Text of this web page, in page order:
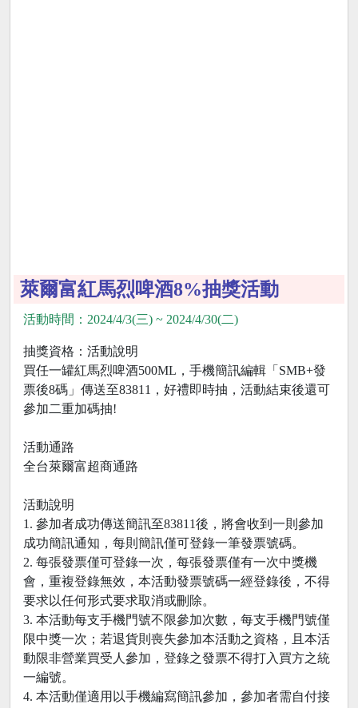
萊爾富紅馬烈啤酒8%抽獎活動
活動時間：2024/4/3(三) ~ 2024/4/30(二)
抽獎資格：活動說明
買任一罐紅馬烈啤酒500ML，手機簡訊編輯「SMB+發
票後8碼」傳送至83811，好禮即時抽，活動結束後還可
參加二重加碼抽!
活動通路
全台萊爾富超商通路
活動說明
1. 參加者成功傳送簡訊至83811後，將會收到一則參加
成功簡訊通知，每則簡訊僅可登錄一筆發票號碼。
2. 每張發票僅可登錄一次，每張發票僅有一次中獎機
會，重複登錄無效，本活動發票號碼一經登錄後，不得
要求以任何形式要求取消或刪除。
3. 本活動每支手機門號不限參加次數，每支手機門號僅
限中獎一次；若退貨則喪失參加本活動之資格，且本活
動限非營業買受人參加，登錄之發票不得打入買方之統
一編號。
4. 本活動僅適用以手機編寫簡訊參加，參加者需自付接